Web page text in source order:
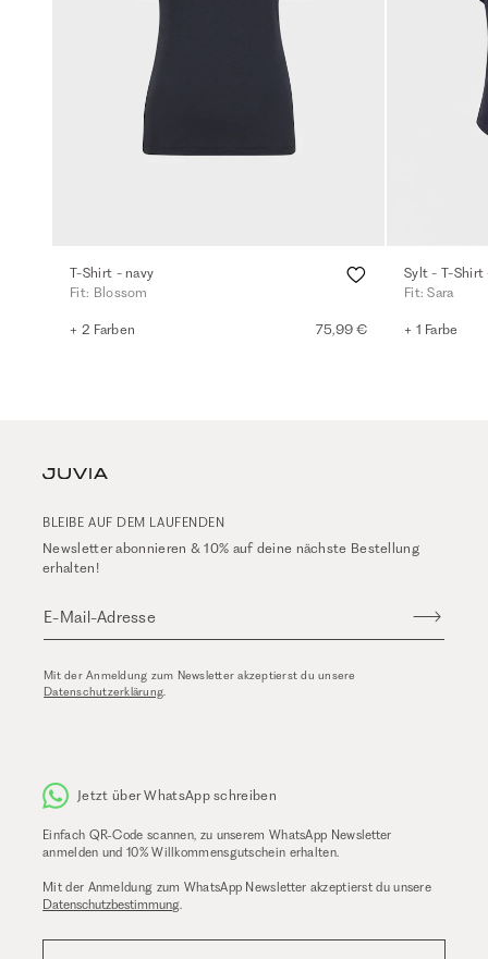
T-Shirt - navy
Fit: Blossom
+ 2 Farben 75,99 €
Sylt - T-Shirt
Fit: Sara
+ 1 Farbe
BLEIBE AUF DEM LAUFENDEN
Newsletter abonnieren & 10% auf deine nächste Bestellung
erhalten!
E-Mail-Adresse
Mit der Anmeldung zum Newsletter akzeptierst du unsere
Datenschutzerklärung.
Jetzt über WhatsApp schreiben
Einfach QR-Code scannen, zu unserem WhatsApp Newsletter
anmelden und 10% Willkommensgutschein erhalten.
Mit der Anmeldung zum WhatsApp Newsletter akzeptierst du unsere
Datenschutzbestimmung.